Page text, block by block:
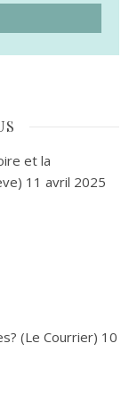
et la
11 avril 2025
(Le Courrier) 10